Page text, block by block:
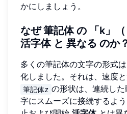
かにしましょう。
なぜ 筆記体の
「k」
活字体と 異なる のか
多くの筆記体の文字の形式
化しました。それは、速度と
筆記体z の形状は、連続し
字にスムーズに接続するよ